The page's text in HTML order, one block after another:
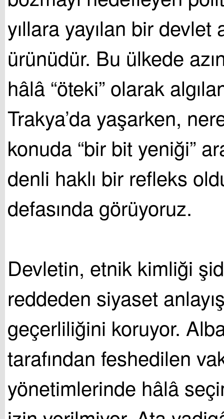
yıllara yayılan bir devlet
ürünüdür. Bu ülkede
hâlâ “öteki” olarak
Trakya’da yaşarken,
konuda “bir bit yeniği”
denli haklı bir refleks
defasında görüyoruz.
Devletin, etnik kimliği
reddeden siyaset
geçerliliğini koruyor.
tarafından feshedilen
yönetimlerinde hâlâ